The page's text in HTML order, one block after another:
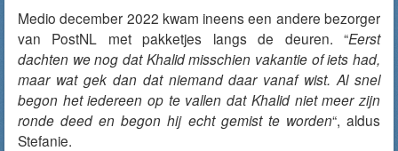
Medio december 2022 kwam ineens een andere bezorger
van PostNL met pakketjes langs de deuren. “Eerst
dachten we nog dat Khalid misschien vakantie of iets had,
maar wat gek dan dat niemand daar vanaf wist. Al snel
begon het iedereen op te vallen dat Khalid niet meer zijn
ronde deed en begon hij echt gemist te worden“, aldus
Stefanie.